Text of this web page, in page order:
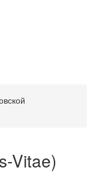
Vitae)